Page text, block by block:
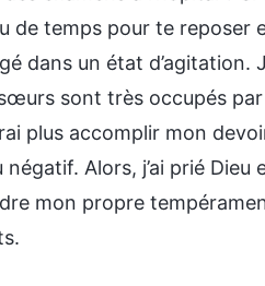
de temps pour te reposer
dans un état d’agitation.
sont très occupés par
plus accomplir mon
Alors, j’ai prié
mon propre